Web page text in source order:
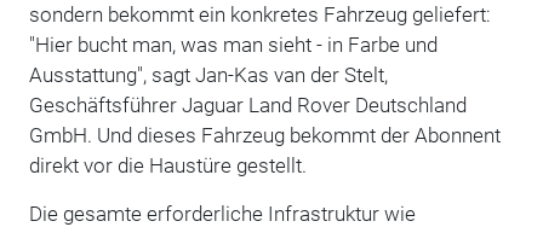
sondern bekommt ein konkretes Fahrzeug geliefert:
"Hier bucht man, was man sieht - in Farbe und
Ausstattung", sagt Jan-Kas van der Stelt,
Geschäftsführer Jaguar Land Rover Deutschland
GmbH. Und dieses Fahrzeug bekommt der Abonnent
direkt vor die Haustüre gestellt.
Die gesamte erforderliche Infrastruktur wie